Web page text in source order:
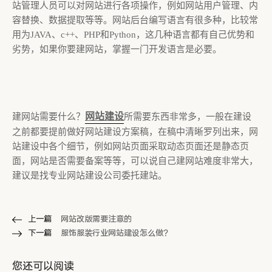
站管理人员可以对网站进行各项操作，例如网站用户管理、内
容替换、数据提取等等。网站后台编写语言有很多种，比较常
用为JAVA、c++、PHP和Python，这几种语言都有自己优势和
劣势，如果你要建网站，掌握一门开发语言是必要。
建网站需要什么？ 网站建设所需要东西非常多，一般在建设
之前都要提前做好网站建设方案稿，在稿中清晰罗列出来，网
站建设中各个细节，例如网站页面采取动态页面还是静态页
面，网站是否需要备案等等，可以说自己建网站难度非常大，
建议是找专业网站建设公司委托建站。
上一篇
网站改版需要注意的
下一篇
服饰服装行业网站建设怎么做？
您还可以阅读